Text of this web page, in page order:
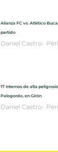
Alianza FC vs. Atlético
partido
Daniel Castro-
17 internos de alta
Palogordo, en Girón
Daniel Castro-